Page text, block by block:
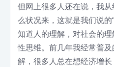
但网上很多人还在说，我
么状况来，这就是我们说
知道人的理解，对社会的
性思维。前几年我经常普
解，很多人总在想经济增